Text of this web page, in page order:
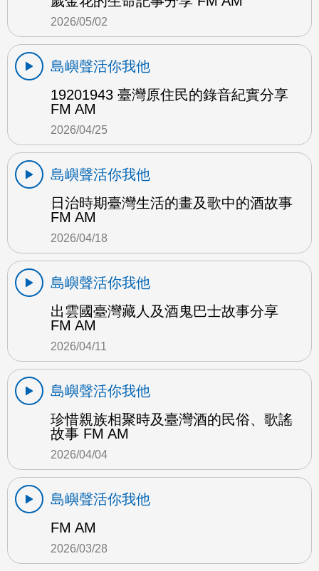
2026/05/02
島嶼聲活你我他
19201943 臺灣原住民的錄音紀實分享
FM AM
2026/04/25
島嶼聲活你我他
日治時期臺灣生活的畫及歌中的酒故事
FM AM
2026/04/18
島嶼聲活你我他
出雲國臺灣藏人及酒鬼巴士故事分享
FM AM
2026/04/11
島嶼聲活你我他
珍惜親族相聚時及臺灣酒的民俗、歌謠
故事 FM AM
2026/04/04
島嶼聲活你我他
FM AM
2026/03/28